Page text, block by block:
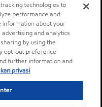
technologies to
performance and
information about your
and analytics
by using the
opt-out preference
further information and
privasi